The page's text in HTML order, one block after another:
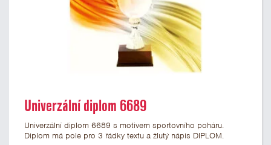
Univerzální diplom 6689
Univerzální diplom 6689 s motivem sportovního poháru.
Diplom má pole pro 3 řádky textu a žlutý nápis DIPLOM.